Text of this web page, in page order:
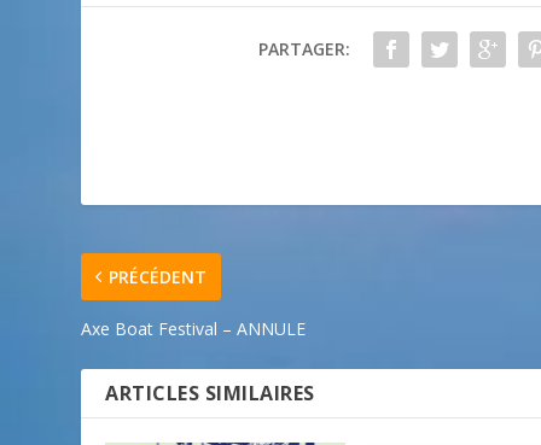
PARTAGER:
PRÉCÉDENT
Axe Boat Festival – ANNULE
ARTICLES SIMILAIRES